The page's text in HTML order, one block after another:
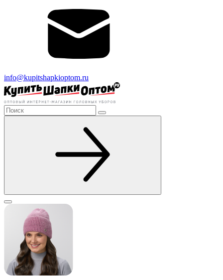
info@kupitshapkioptom.ru